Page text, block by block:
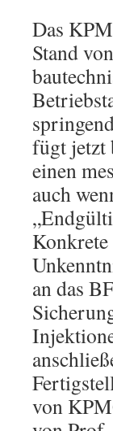
Das
Stand
fügt jetzt
einen
auch
an das
von